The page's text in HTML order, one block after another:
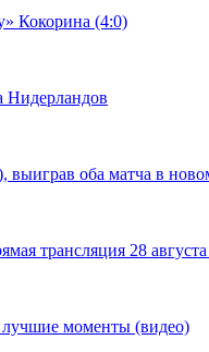
Кокорина (4:0)
Нидерландов
оба матча в
трансляция 28
моменты (видео)